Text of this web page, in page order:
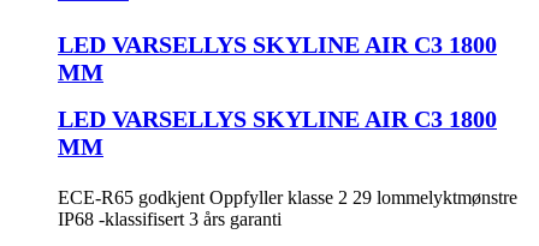
LED VARSELLYS SKYLINE AIR C3 1800
MM
LED VARSELLYS SKYLINE AIR C3 1800
MM
ECE-R65 godkjent Oppfyller klasse 2 29 lommelyktmønstre
IP68 -klassifisert 3 års garanti